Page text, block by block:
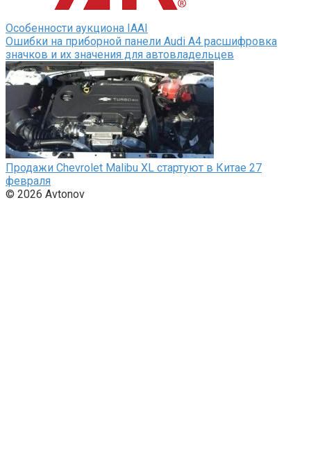
Особенности аукциона IAAI
Ошибки на приборной панели Audi A4 расшифровка
значков и их значения для автовладельцев
Продажи Chevrolet Malibu XL стартуют в Китае 27
февраля
© 2026 Avtonov